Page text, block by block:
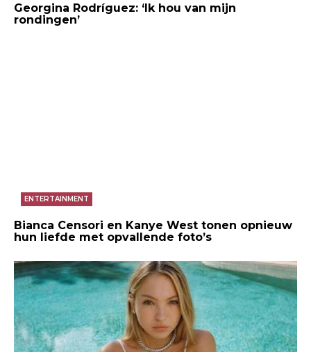
Georgina Rodríguez: ‘Ik hou van mijn
rondingen’
ENTERTAINMENT
Bianca Censori en Kanye West tonen opnieuw
hun liefde met opvallende foto’s